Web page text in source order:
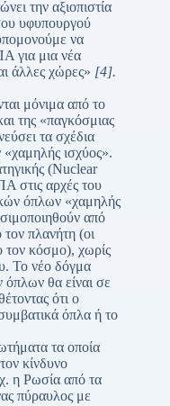
την αξιοπιστία
υφυπουργού
να
για μια νέα
άλλες χώρες» [4].
μόνιμα από το
της «παγκόσμιας
τα σχέδια
ισχύος».
(Nuclear
στις αρχές του
όπλων «χαμηλής
από
πλανήτη (οι
κόσμο), χωρίς
Το νέο δόγμα
θα είναι σε
ότι ο
όπλα ή το
τα οποία
κίνδυνο
η Ρωσία από τα
πύραυλος με